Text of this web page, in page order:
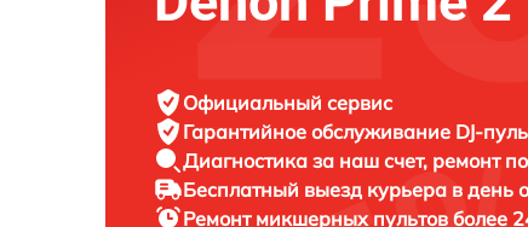
Официальный сервис
Гарантийное обслуживание DJ-
Диагностика за наш счет, ремонт
Бесплатный выезд курьера в день
Ремонт микшерных пультов более